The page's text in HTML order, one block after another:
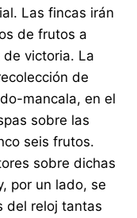
Las fincas irán
de frutos a
victoria. La
de
mancala, en el
sobre las
seis frutos.
sobre dichas
por un lado, se
del reloj tantas